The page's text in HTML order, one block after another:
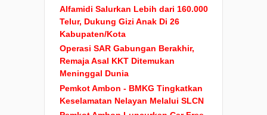
Alfamidi Salurkan Lebih dari 160.000
Telur, Dukung Gizi Anak Di 26
Kabupaten/Kota
Operasi SAR Gabungan Berakhir,
Remaja Asal KKT Ditemukan
Meninggal Dunia
Pemkot Ambon - BMKG Tingkatkan
Keselamatan Nelayan Melalui SLCN